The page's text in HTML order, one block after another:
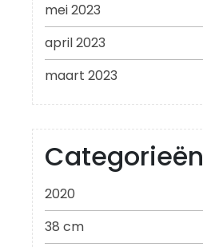
mei 2023
april 2023
maart 2023
Categorieën
2020
38 cm